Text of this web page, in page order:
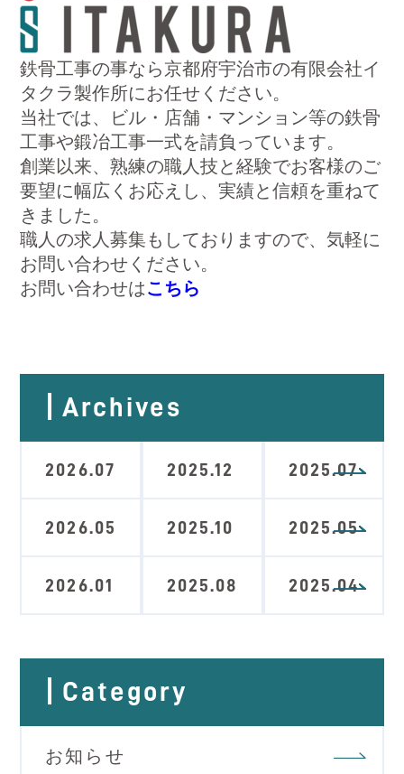
鉄骨工事の事なら京都府宇治市の有限会社イ
タクラ製作所にお任せください。
当社では、ビル・店舗・マンション等の鉄骨
工事や鍛冶工事一式を請負っています。
創業以来、熟練の職人技と経験でお客様のご
要望に幅広くお応えし、実績と信頼を重ねて
きました。
職人の求人募集もしておりますので、気軽に
お問い合わせください。
お問い合わせは こちら
Archives
2026.07
2026.05
2026.01
2025.12
2025.10
2025.08
2025.07
2025.05
2025.04
Category
お知らせ